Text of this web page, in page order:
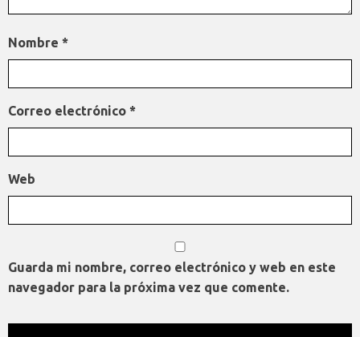
Nombre *
Correo electrónico *
Web
Guarda mi nombre, correo electrónico y web en este
navegador para la próxima vez que comente.